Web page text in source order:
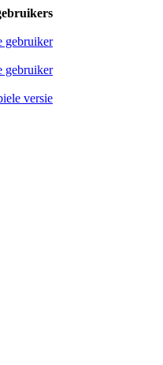
gebruiker
gebruiker
versie